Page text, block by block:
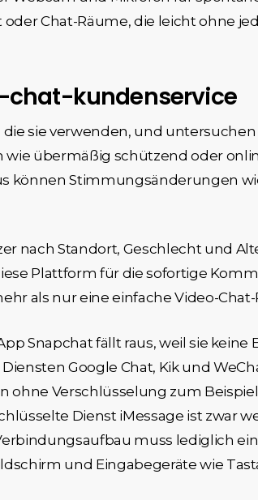
oder Chat-Räume, die leicht ohne
chat-kundenservice
sie verwenden, und
übermäßig schützend oder
können Stimmungsänderungen
nach Standort, Geschlecht und
Plattform für die sofortige
als nur eine einfache Video-
Snapchat fällt raus, weil sie
Google Chat, Kik und
ohne Verschlüsselung zum
Dienst iMessage ist zwar
muss lediglich
und Eingabegeräte wie